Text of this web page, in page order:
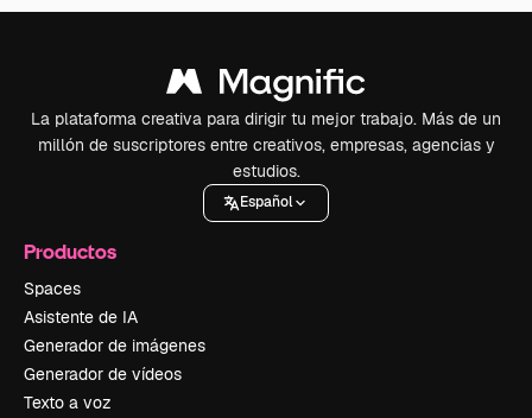
La plataforma creativa para dirigir tu mejor trabajo. Más de un
millón de suscriptores entre creativos, empresas, agencias y
estudios.
Español
Productos
Spaces
Asistente de IA
Generador de imágenes
Generador de vídeos
Texto a voz